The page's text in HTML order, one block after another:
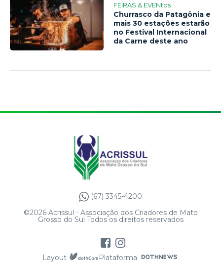
FEIRAS & EVENtos
Churrasco da Patagônia e
mais 30 estações estarão
no Festival Internacional
da Carne deste ano
(67) 3345-4200
©2026 Acrissul - Associação dos Criadores de Mato
Grosso do Sul Todos os direitos reservados
Layout Plataforma